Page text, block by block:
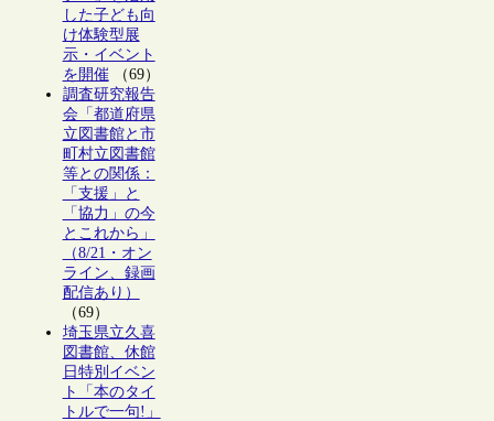
した子ども向
け体験型展
示・イベント
を開催（69）
調査研究報告
会「都道府県
立図書館と市
町村立図書館
等との関係：
「支援」と
「協力」の今
とこれから」
（8/21・オン
ライン、録画
配信あり）
（69）
埼玉県立久喜
図書館、休館
日特別イベン
ト「本のタイ
トルで一句!」